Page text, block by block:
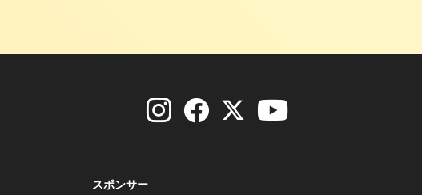
スポンサー